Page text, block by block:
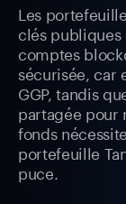
Les
clés
comptes
sécurisée, car
GGP, tandis
partagée pour
fonds
portefeuille
puce.